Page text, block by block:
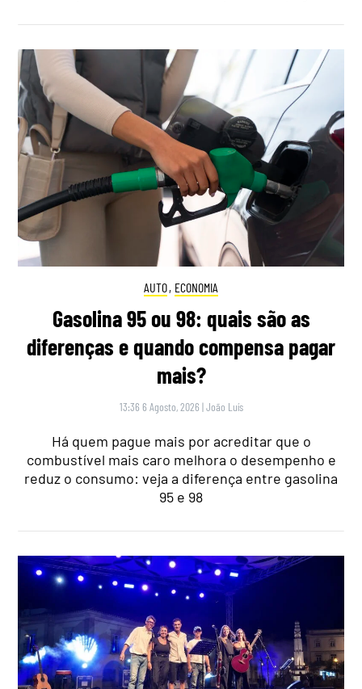
AUTO, ECONOMIA
Gasolina 95 ou 98: quais são as
diferenças e quando compensa pagar
mais?
13:36 6 Agosto, 2026 |João Luís
Há quem pague mais por acreditar que o
combustível mais caro melhora o desempenho e
reduz o consumo: veja a diferença entre gasolina
95 e 98